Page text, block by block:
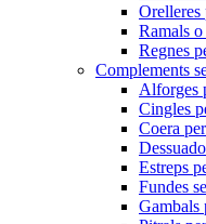
Orelleres
Ramals
Regnes
Complements
Alforges
Cingles
Coera
Estreps
Fundes
Gambals